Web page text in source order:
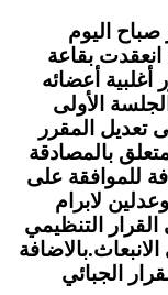
اليوم
له انعقدت بقاعة
أعضائه
الأولى
تعديل المقرر
49 بتاريخ 07 فبراير 2017 المتعلق بالمصادقة
للموافقة على
لابرام
التنظيمي
الفصل 27 من القرار الجبائي